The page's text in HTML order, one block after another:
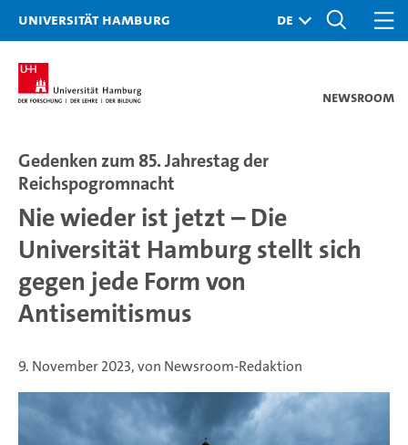
Universität Hamburg
Newsroom
Gedenken zum 85. Jahrestag der
Reichspogromnacht
Nie wieder ist jetzt – Die
Universität Hamburg stellt sich
gegen jede Form von
Antisemitismus
9. November 2023, von Newsroom-Redaktion